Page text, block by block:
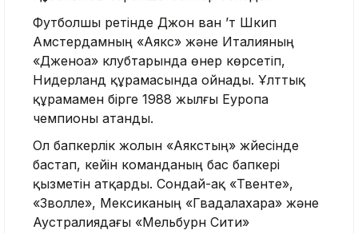
Футболшы ретінде Джон ван ’т Шкип
Амстердамның «Аякс» және Италияның
«Дженоа» клубтарында өнер көрсетіп,
Нидерланд құрамасында ойнады. Ұлттық
құрамамен бірге 1988 жылғы Еуропа
чемпионы атанды.
Ол бапкерлік жолын «Аякстың» жүйесінде
бастап, кейін команданың бас бапкері
қызметін атқарды. Сондай-ақ «Твенте»,
«Зволле», Мексиканың «Гвадалахара» және
Аустралиядағы «Мельбурн Сити»